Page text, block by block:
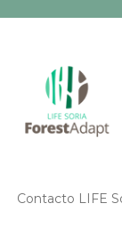
Contacto LIFE